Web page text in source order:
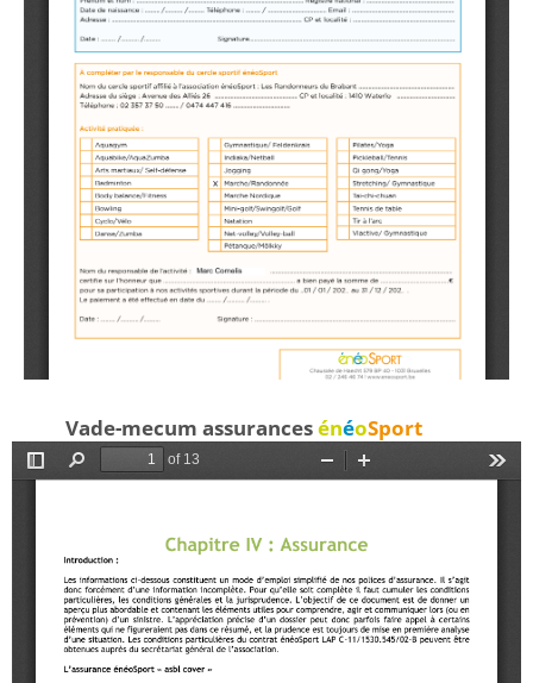
Vade-mecum assurancesénéoSport